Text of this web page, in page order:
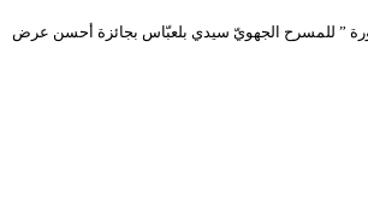
” للمسرح الجهويّ سيدي بلعبّاس بجائزة أحسن عرض